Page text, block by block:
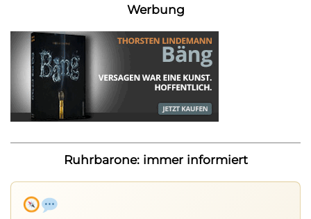
Werbung
Ruhrbarone: immer informiert